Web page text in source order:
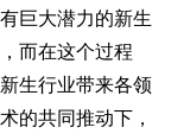
巨大潜力的新生
而在这个过程
生行业带来各领
的共同推动下，